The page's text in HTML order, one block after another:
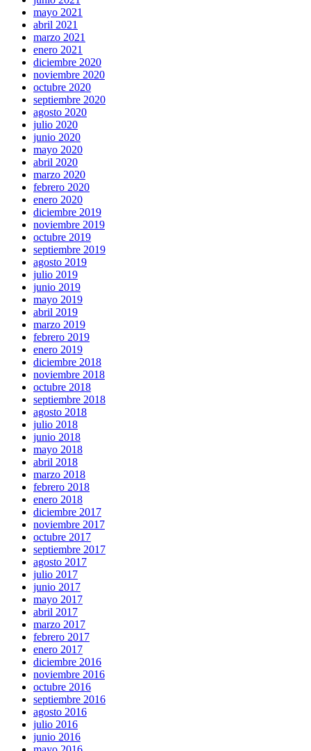
mayo 2021
abril 2021
marzo 2021
enero 2021
diciembre 2020
noviembre 2020
octubre 2020
septiembre 2020
agosto 2020
julio 2020
junio 2020
mayo 2020
abril 2020
marzo 2020
febrero 2020
enero 2020
diciembre 2019
noviembre 2019
octubre 2019
septiembre 2019
agosto 2019
julio 2019
junio 2019
mayo 2019
abril 2019
marzo 2019
febrero 2019
enero 2019
diciembre 2018
noviembre 2018
octubre 2018
septiembre 2018
agosto 2018
julio 2018
junio 2018
mayo 2018
abril 2018
marzo 2018
febrero 2018
enero 2018
diciembre 2017
noviembre 2017
octubre 2017
septiembre 2017
agosto 2017
julio 2017
junio 2017
mayo 2017
abril 2017
marzo 2017
febrero 2017
enero 2017
diciembre 2016
noviembre 2016
octubre 2016
septiembre 2016
agosto 2016
julio 2016
junio 2016